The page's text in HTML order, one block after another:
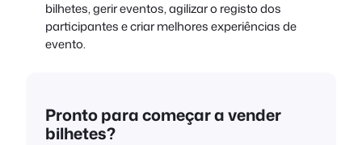
bilhetes, gerir eventos, agilizar o registo dos
participantes e criar melhores experiências de
evento.
Pronto para começar a vender
bilhetes?